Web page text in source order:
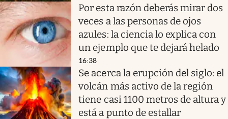
Por esta razón deberás mirar dos
veces a las personas de ojos
azules: la ciencia lo explica con
un ejemplo que te dejará helado
16:38
Se acerca la erupción del siglo: el
volcán más activo de la región
tiene casi 1100 metros de altura y
está a punto de estallar